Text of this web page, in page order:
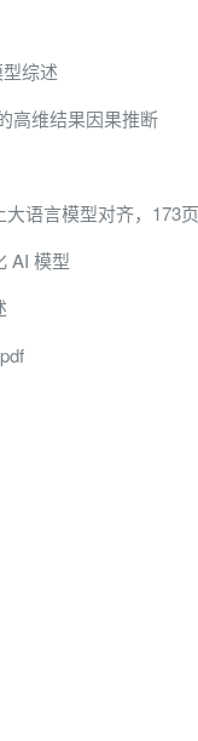
综述
高维结果因果推断
大语言模型对齐，173
AI 模型